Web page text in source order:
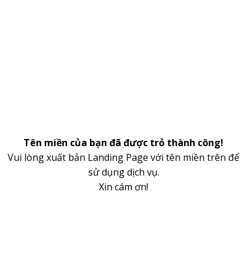
Tên miền của bạn đã được trỏ thành công!
Vui lòng xuất bản Landing Page với tên miền trên để
sử dụng dịch vụ.
Xin cám ơn!